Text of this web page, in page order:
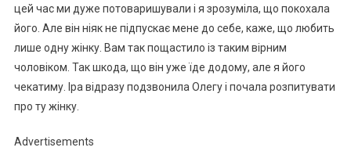
цей час ми дуже потоваришували і я зрозуміла, що покохала
його. Але він ніяк не підпускає мене до себе, каже, що любить
лише одну жінку. Вам так пощастило із таким вірним
чоловіком. Так шкода, що він уже їде додому, але я його
чекатиму. Іра відразу подзвонила Олегу і почала розпитувати
про ту жінку.
Advertisements